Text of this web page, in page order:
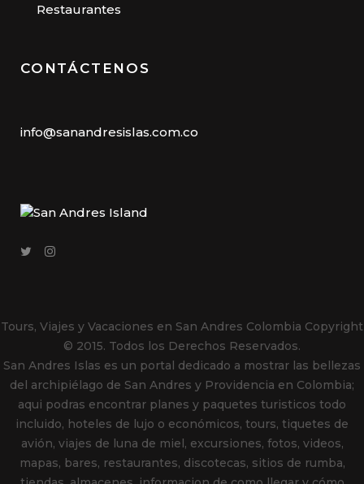
Restaurantes
CONTÁCTENOS
info@sanandresislas.com.co
Tours, Viajes y Vacaciones en San Andres Colombia Copyright
© 2015. Todos los Derechos Reservados.
San Andres Islas es un portal dedicado a mostrar las bellezas
del archipiélago de San Andres y Providencia en Colombia;
aqui podras encontrar planes y paquetes turisticos todo
incluido, hoteles de lujo o económicos, tours, tiquetes de
avión, viajes de luna de miel, excursiones, fotos, videos,
mapas, bares, restaurantes, discotecas, sitios de rumba,